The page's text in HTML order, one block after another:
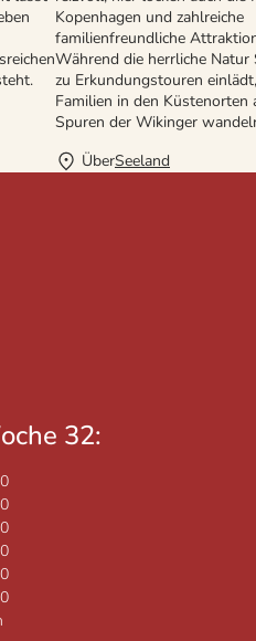
Kopenhagen und zahlreiche
familienfreundliche
Während die herrliche Natur
zu Erkundungstouren
Familien in den Küstenorten
Spuren der Wikinger
ÜberSeeland
32: